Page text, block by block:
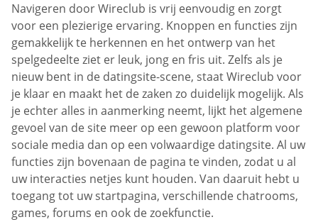
Navigeren door Wireclub is vrij eenvoudig en zorgt
voor een plezierige ervaring. Knoppen en functies zijn
gemakkelijk te herkennen en het ontwerp van het
spelgedeelte ziet er leuk, jong en fris uit. Zelfs als je
nieuw bent in de datingsite-scene, staat Wireclub voor
je klaar en maakt het de zaken zo duidelijk mogelijk. Als
je echter alles in aanmerking neemt, lijkt het algemene
gevoel van de site meer op een gewoon platform voor
sociale media dan op een volwaardige datingsite. Al uw
functies zijn bovenaan de pagina te vinden, zodat u al
uw interacties netjes kunt houden. Van daaruit hebt u
toegang tot uw startpagina, verschillende chatrooms,
games, forums en ook de zoekfunctie.